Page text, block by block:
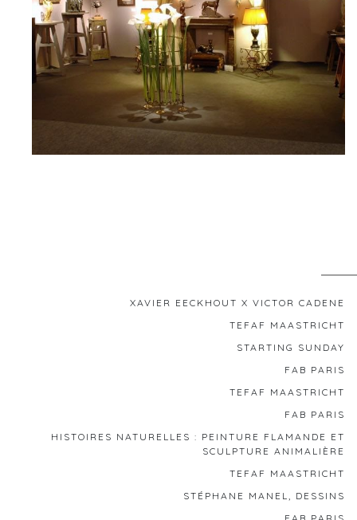
XAVIER EECKHOUT X VICTOR CADENE
TEFAF MAASTRICHT
STARTING SUNDAY
FAB PARIS
TEFAF MAASTRICHT
FAB PARIS
HISTOIRES NATURELLES : PEINTURE FLAMANDE ET
SCULPTURE ANIMALIÈRE
TEFAF MAASTRICHT
STÉPHANE MANEL, DESSINS